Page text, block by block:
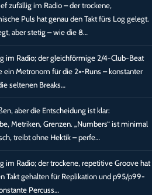
zufällig im Radio – der trockene,
Puls hat genau den Takt fürs Log gelegt.
aber stetig – wie die 8…
im Radio; der gleichförmige 2/4-Club-Beat
ein Metronom für die 2×-Runs – konstanter
seltenen Breaks…
aber die Entscheidung ist klar:
Metriken, Grenzen. „Numbers“ ist minimal
treibt ohne Hektik – perfe…
im Radio; der trockene, repetitive Groove hat
Takt gehalten für Replikation und p95/p99-
Percuss…